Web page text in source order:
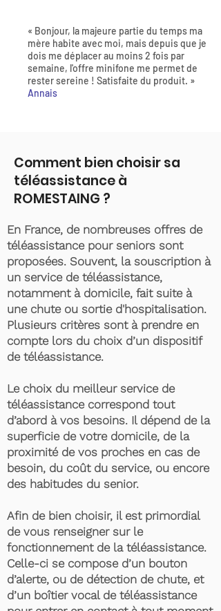
« Bonjour, la majeure partie du temps ma
mère habite avec moi, mais depuis que je
dois me déplacer au moins 2 fois par
semaine, l'offre minifone me permet de
rester sereine ! Satisfaite du produit. »
Annais
Comment bien choisir sa
téléassistance à
ROMESTAING ?
En France, de nombreuses offres de
téléassistance pour seniors sont
proposées. Souvent, la souscription à
un service de téléassistance,
notamment à domicile, fait suite à
une chute ou sortie d'hospitalisation.
Plusieurs critères sont à prendre en
compte lors du choix d’un dispositif
de téléassistance.
Le choix du meilleur service de
téléassistance correspond tout
d’abord à vos besoins. Il dépend de la
superficie de votre domicile, de la
proximité de vos proches en cas de
besoin, du coût du service, ou encore
des habitudes du senior.
Afin de bien choisir, il est primordial
de vous renseigner sur le
fonctionnement de la téléassistance.
Celle-ci se compose d’un bouton
d’alerte, ou de détection de chute, et
d’un boîtier vocal de téléassistance